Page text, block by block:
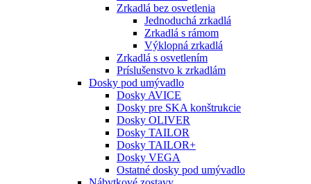
Zrkadlá bez osvetlenia
Jednoduchá zrkadlá
Zrkadlá s rámom
Výklopná zrkadlá
Zrkadlá s osvetlením
Príslušenstvo k zrkadlám
Dosky pod umývadlo
Dosky AVICE
Dosky pre SKA konštrukcie
Dosky OLIVER
Dosky TAILOR
Dosky TAILOR+
Dosky VEGA
Ostatné dosky pod umývadlo